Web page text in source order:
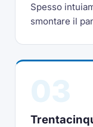
Spesso
smontare il